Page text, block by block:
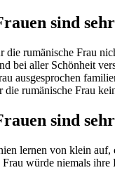
sind
die rumänische Frau
bei aller Schönheit
ausgesprochen
rumänische Frau
sind
lernen von klein
würde niemals